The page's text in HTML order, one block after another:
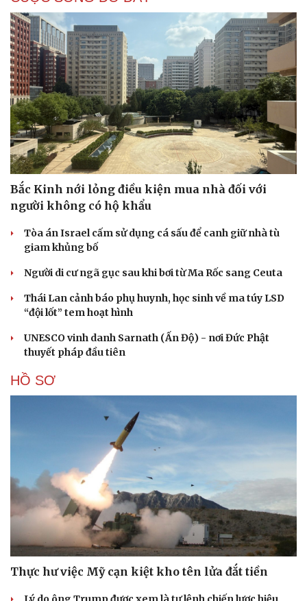
Bắc Kinh nới lỏng điều kiện mua nhà đối với
người không có hộ khẩu
Tòa án Israel cấm sử dụng cá sấu để canh giữ nhà tù
giam khủng bố
Người di cư ngã gục sau khi bơi từ Ma Rốc sang Ceuta
Thái Lan cảnh báo phụ huynh, học sinh về ma túy LSD
“đội lốt” tem hoạt hình
UNESCO vinh danh Sarnath (Ấn Độ) - nơi Đức Phật
thuyết pháp đầu tiên
HỒ SƠ
Thực hư việc Mỹ cạn kiệt kho tên lửa đắt tiền